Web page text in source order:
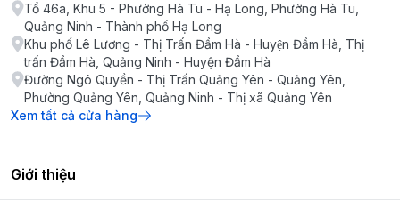
Tổ 46a, Khu 5 - Phường Hà Tu - Hạ Long, Phường Hà Tu,
Quảng Ninh - Thành phố Hạ Long
Khu phố Lê Lương - Thị Trấn Đầm Hà - Huyện Đầm Hà, Thị
trấn Đầm Hà, Quảng Ninh - Huyện Đầm Hà
Đường Ngô Quyền - Thị Trấn Quảng Yên - Quảng Yên,
Phường Quảng Yên, Quảng Ninh - Thị xã Quảng Yên
Xem tất cả cửa hàng
Giới thiệu